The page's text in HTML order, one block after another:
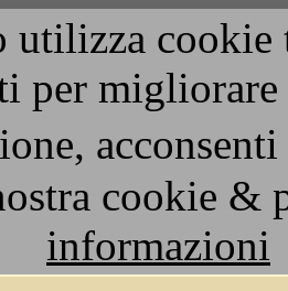
utilizza
per
cookie &
informazioni